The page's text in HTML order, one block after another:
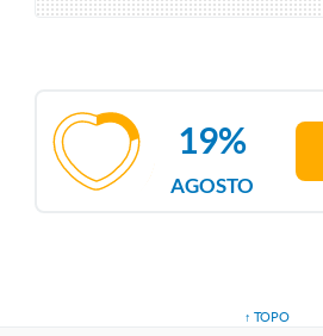
AGOSTO
19%
↑ TOPO